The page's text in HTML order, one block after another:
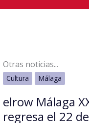
Otras noticias...
Cultura Málaga
elrow Málaga
regresa el 22